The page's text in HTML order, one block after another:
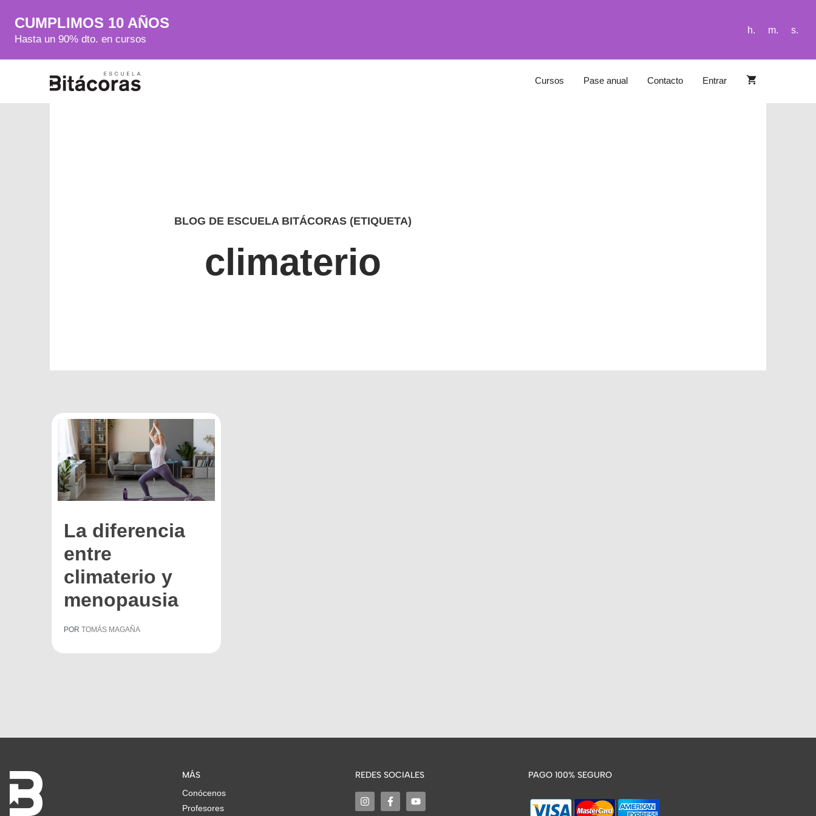
CUMPLIMOS 10 AÑOS
Hasta un 90% dto. en cursos
h. m. s.
Cursos Pase anual Contacto Entrar
BLOG DE ESCUELA BITÁCORAS (ETIQUETA)
climaterio
La diferencia
entre
climaterio y
menopausia
POR TOMÁS MAGAÑA
MÁS
Conócenos
Profesores
REDES SOCIALES PAGO 100% SEGURO